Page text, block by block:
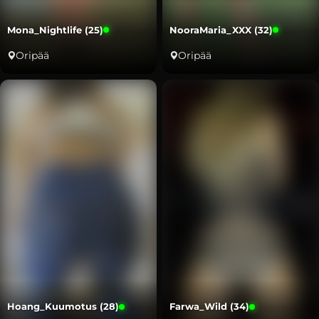
Mona_Nightlife (25)
Oripää
NooraMaria_XXX (32)
Oripää
Hoang_Kuumotus (28) Farwa_Wild (34)